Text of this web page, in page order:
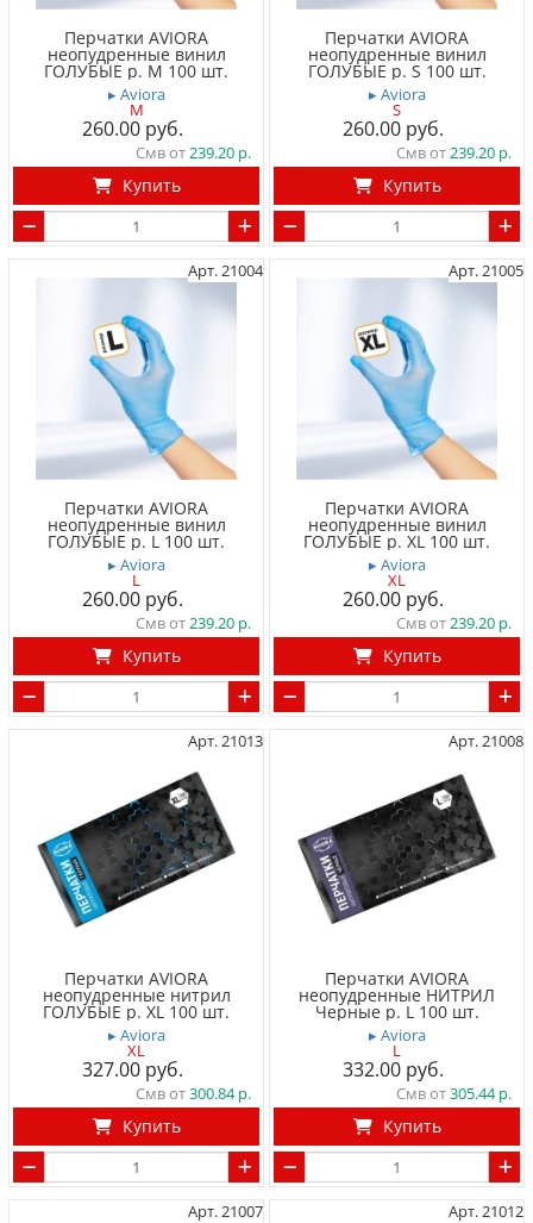
Перчатки AVIORA
неопудренные винил
ГОЛУБЫЕ р. M 100 шт.
▸ Aviora
M
260.00
Смв от239.20
Купить
Перчатки AVIORA
неопудренные винил
ГОЛУБЫЕ р. S 100 шт.
▸ Aviora
S
260.00
Смв от239.20
Купить
Арт. 21004
Перчатки AVIORA
неопудренные винил
ГОЛУБЫЕ р. L 100 шт.
▸ Aviora
L
260.00
Смв от239.20
Купить
Арт. 21005
Перчатки AVIORA
неопудренные винил
ГОЛУБЫЕ р. XL 100 шт.
▸ Aviora
XL
260.00
Смв от239.20
Купить
Арт. 21013
Перчатки AVIORA
неопудренные нитрил
ГОЛУБЫЕ р. XL 100 шт.
▸ Aviora
XL
327.00
Смв от300.84
Купить
Арт. 21008
Перчатки AVIORA
неопудренные НИТРИЛ
Черные р. L 100 шт.
▸ Aviora
L
332.00
Смв от305.44
Купить
Арт. 21007 Арт. 21012